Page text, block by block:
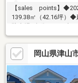
【sales points】
139.38㎡（42.16坪）
駐車場2台分あり（車
まで徒歩4分（約300
（約500ｍ）◆ＪＲ院
で約1400ｍ岡山県津山